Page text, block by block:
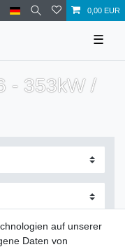
0,00 EUR
☰
- 353kW /
auf unserer
Daten von